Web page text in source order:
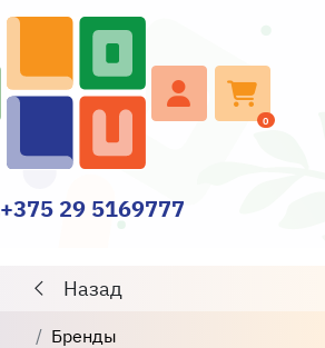
0
+375 29 5169777
Назад
Бренды